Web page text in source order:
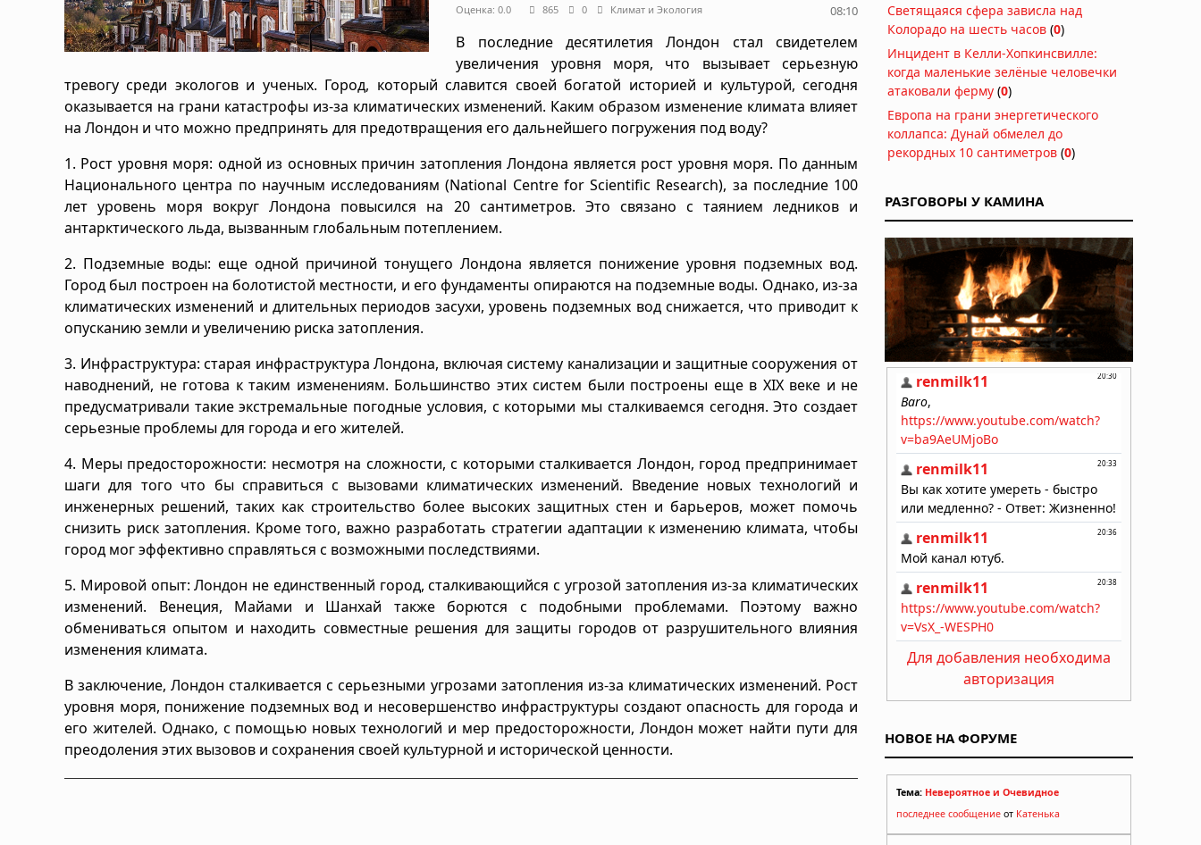
Оценка: 0.0 865 0 Климат и Экология 08:10
В последние десятилетия Лондон стал свидетелем
увеличения уровня моря, что вызывает серьезную
тревогу среди экологов и ученых. Город, который славится своей богатой историей и культурой, сегодня
оказывается на грани катастрофы из-за климатических изменений. Каким образом изменение климата влияет
на Лондон и что можно предпринять для предотвращения его дальнейшего погружения под воду?
1. Рост уровня моря: одной из основных причин затопления Лондона является рост уровня моря. По данным
Национального центра по научным исследованиям (National Centre for Scientific Research), за последние 100
лет уровень моря вокруг Лондона повысился на 20 сантиметров. Это связано с таянием ледников и
антарктического льда, вызванным глобальным потеплением.
2. Подземные воды: еще одной причиной тонущего Лондона является понижение уровня подземных вод.
Город был построен на болотистой местности, и его фундаменты опираются на подземные воды. Однако, из-за
климатических изменений и длительных периодов засухи, уровень подземных вод снижается, что приводит к
опусканию земли и увеличению риска затопления.
3. Инфраструктура: старая инфраструктура Лондона, включая систему канализации и защитные сооружения от
наводнений, не готова к таким изменениям. Большинство этих систем были построены еще в XIX веке и не
предусматривали такие экстремальные погодные условия, с которыми мы сталкиваемся сегодня. Это создает
серьезные проблемы для города и его жителей.
4. Меры предосторожности: несмотря на сложности, с которыми сталкивается Лондон, город предпринимает
шаги для того что бы справиться с вызовами климатических изменений. Введение новых технологий и
инженерных решений, таких как строительство более высоких защитных стен и барьеров, может помочь
снизить риск затопления. Кроме того, важно разработать стратегии адаптации к изменению климата, чтобы
город мог эффективно справляться с возможными последствиями.
5. Мировой опыт: Лондон не единственный город, сталкивающийся с угрозой затопления из-за климатических
изменений. Венеция, Майами и Шанхай также борются с подобными проблемами. Поэтому важно
обмениваться опытом и находить совместные решения для защиты городов от разрушительного влияния
изменения климата.
В заключение, Лондон сталкивается с серьезными угрозами затопления из-за климатических изменений. Рост
уровня моря, понижение подземных вод и несовершенство инфраструктуры создают опасность для города и
его жителей. Однако, с помощью новых технологий и мер предосторожности, Лондон может найти пути для
преодоления этих вызовов и сохранения своей культурной и исторической ценности.
Светящаяся сфера зависла над
Колорадо на шесть часов (0)
Инцидент в Келли-Хопкинсвилле:
когда маленькие зелёные человечки
атаковали ферму (0)
Европа на грани энергетического
коллапса: Дунай обмелел до
рекордных 10 сантиметров (0)
РАЗГОВОРЫ У КАМИНА
Для добавления необходима
авторизация
НОВОЕ НА ФОРУМЕ
Тема: Невероятное и Очевидное
последнее сообщение от Катенька